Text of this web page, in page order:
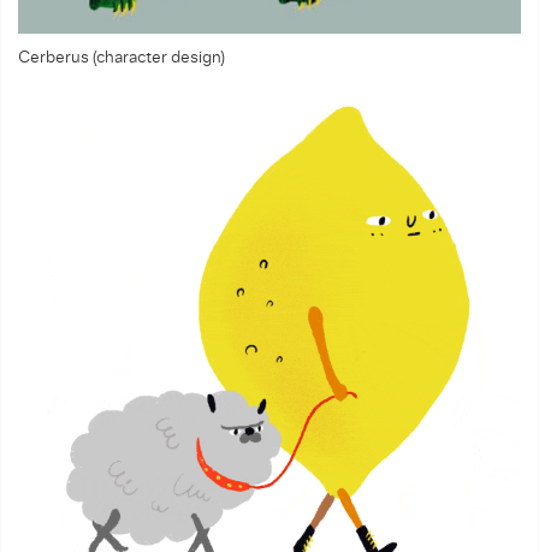
Cerberus (character design)